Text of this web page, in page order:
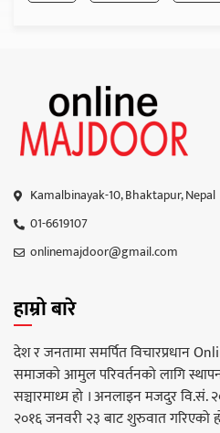
Kamalbinayak-10, Bhaktapur, Nepal
01-6619107
onlinemajdoor@gmail.com
हाम्रो बारे
देश र जनतामा समर्पित विचारप्रधान
समाजको आमुल परिवर्तनको लागि
सञ्चारमाध्म हो । अनलाइन मजदुर
२०१६ जनवरी २३ बाट शुरुवात गरिएको